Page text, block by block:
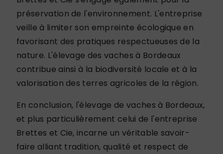
préservation de l'environnement. L'entreprise
veille à limiter son empreinte écologique en
favorisant des pratiques respectueuses de la
nature. L'élevage des vaches à Bordeaux
contribue ainsi à la biodiversité locale et à la
valorisation des terres agricoles de la région.
En conclusion, l'élevage de vaches à Bordeaux,
et plus particulièrement celui de l'entreprise
Brettes et Cie, incarne un véritable savoir-
faire alliant tradition, qualité et respect de